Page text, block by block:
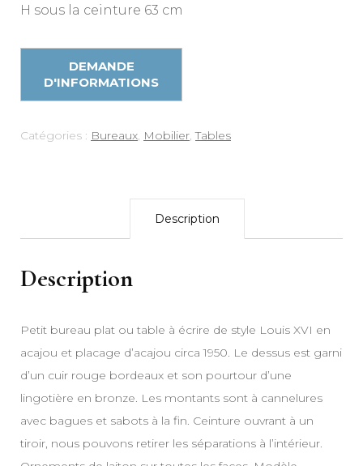
H sous la ceinture 63 cm
Catégories : Bureaux, Mobilier,Tables
Description
Description
Petit bureau plat ou table à écrire de style Louis XVI en
acajou et placage d’acajou circa 1950. Le dessus est garni
d’un cuir rouge bordeaux et son pourtour d’une
lingotière en bronze. Les montants sont à cannelures
avec bagues et sabots à la fin. Ceinture ouvrant à un
tiroir, nous pouvons retirer les séparations à l’intérieur.